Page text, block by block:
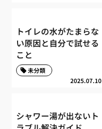
トイレの水がたまらな
い原因と自分で試せる
こと
2025.07.10
未分類
シャワー湯が出ないト